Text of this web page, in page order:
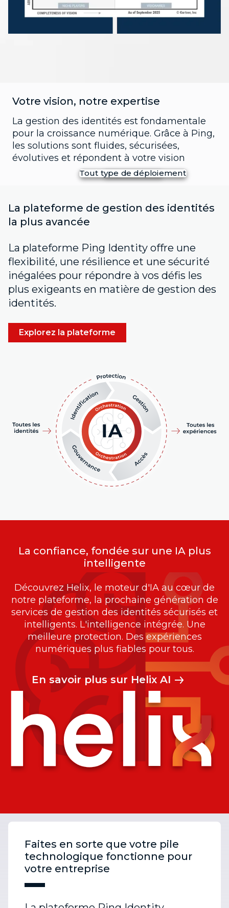
Votre vision, notre expertise
La gestion des identités est fondamentale
pour la croissance numérique. Grâce à Ping,
les solutions sont fluides, sécurisées,
évolutives et répondent à votre vision
Toute identité
Clients
Employés
Toute échelle
200 millions de connexions/jour
+ de 100 millions d'utilisateurs
Tout type de déploiement
SAAS
FedRAMP
La plateforme de gestion des identités
la plus avancée
La plateforme Ping Identity offre une
flexibilité, une résilience et une sécurité
inégalées pour répondre à vos défis les
plus exigeants en matière de gestion des
identités.
Explorez la plateforme
La confiance, fondée sur une IA plus
intelligente
Découvrez Helix, le moteur d'IA au cœur de
notre plateforme, la prochaine génération de
services de gestion des identités sécurisés et
intelligents. L'intelligence intégrée. Une
meilleure protection. Des expériences
numériques plus fiables pour tous.
En savoir plus sur Helix AI
Faites en sorte que votre pile
technologique fonctionne pour
votre entreprise